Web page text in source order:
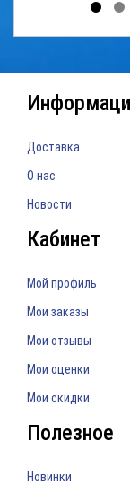
Доставка
О нас
Новости
Кабинет
Мой профиль
Мои заказы
Мои отзывы
Мои оценки
Мои скидки
Полезное
Новинки